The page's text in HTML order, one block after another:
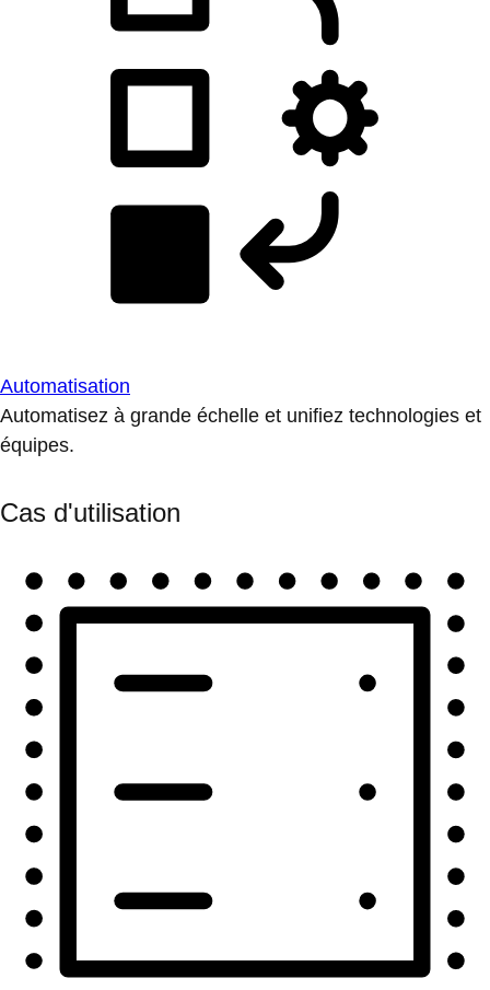
Automatisation
Automatisez à grande échelle et unifiez technologies et
équipes.
Cas d'utilisation